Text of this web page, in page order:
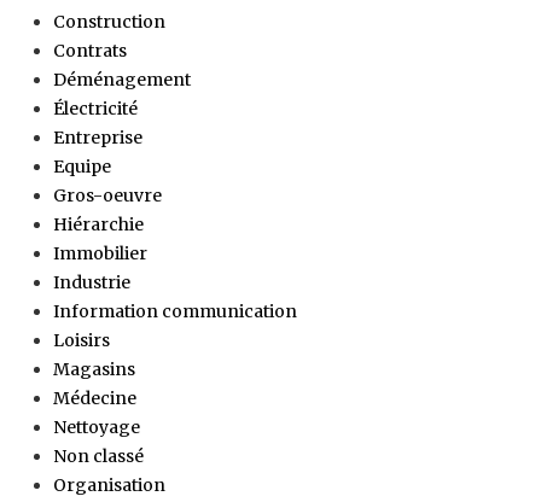
Construction
Contrats
Déménagement
Électricité
Entreprise
Equipe
Gros-oeuvre
Hiérarchie
Immobilier
Industrie
Information communication
Loisirs
Magasins
Médecine
Nettoyage
Non classé
Organisation